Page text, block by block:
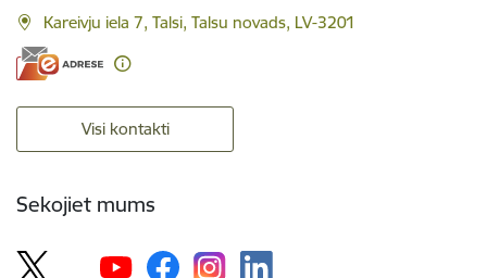
Kareivju iela 7, Talsi, Talsu novads, LV-3201
Visi kontakti
Sekojiet mums